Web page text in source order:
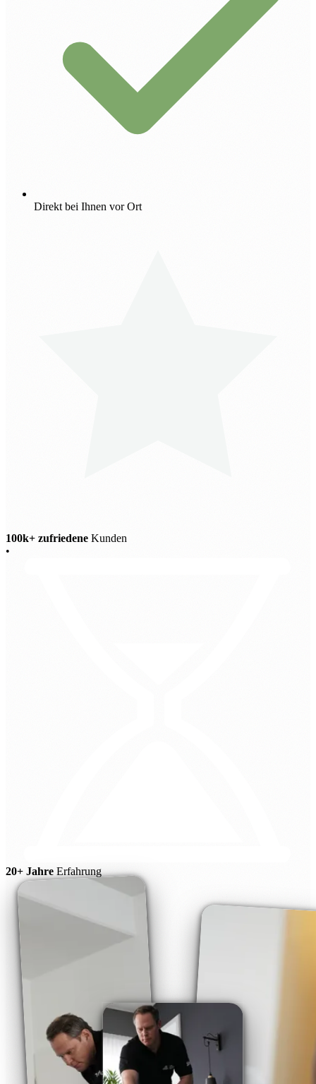
Direkt bei Ihnen vor Ort
100k+ zufriedene Kunden
•
20+ Jahre Erfahrung